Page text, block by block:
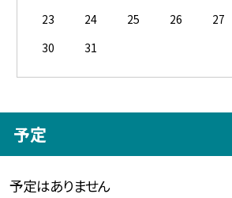
23
24 25 26 27
30
31
予定
予定はありません